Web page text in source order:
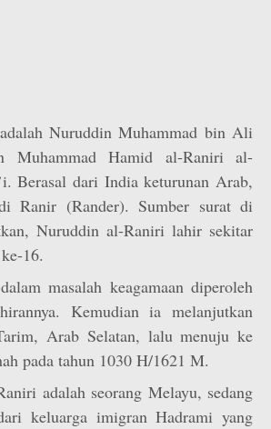
Nuruddin Muhammad bin Ali
Muhammad Hamid al-Raniri al-
Berasal dari India keturunan Arab,
Ranir (Rander). Sumber surat di
Nuruddin al-Raniri lahir sekitar
16.
masalah keagamaan diperoleh
Kemudian ia melanjutkan
Arab Selatan, lalu menuju ke
pada tahun 1030 H/1621 M.
adalah seorang Melayu, sedang
keluarga imigran Hadrami yang